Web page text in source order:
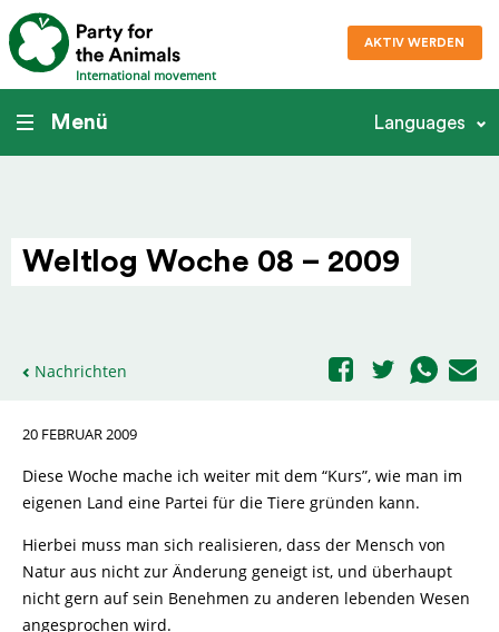
International movement
AKTIV WERDEN
Menü Languages
Weltlog Woche 08 – 2009
Nachrichten
20 FEBRUAR 2009
Diese Woche mache ich weiter mit dem “Kurs”, wie man im
eigenen Land eine Partei für die Tiere gründen kann.
Hierbei muss man sich realisieren, dass der Mensch von
Natur aus nicht zur Änderung geneigt ist, und überhaupt
nicht gern auf sein Benehmen zu anderen lebenden Wesen
angesprochen wird.